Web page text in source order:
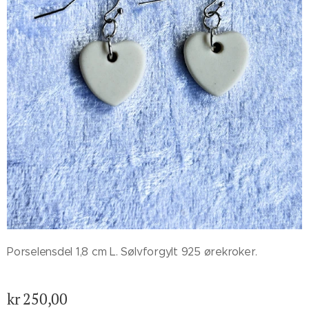
Porselensdel 1,8 cm L. Sølvforgylt 925 ørekroker.
kr250,00